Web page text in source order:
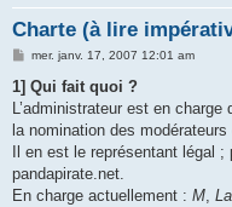
Charte (à lire
M
s
a
g
mer. janv. 17, 2007 12:01 am
1] Qui fait quoi ?
L’administrateur est en
la nomination des
Il en est le représentant légal
pandapirate.net.
En charge actuellement : M,